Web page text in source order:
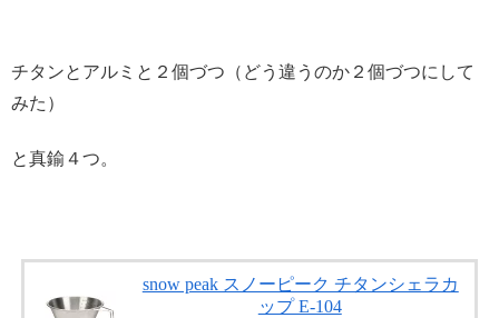
チタンとアルミと２個づつ（どう違うのか２個づつにして
みた）
と真鍮４つ。
snow peak スノーピーク チタンシェラカ
ップ E-104